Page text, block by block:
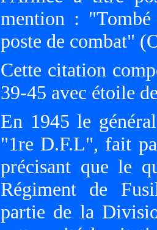
mention :
poste de combat"
Cette citation
39-45 avec étoile
En 1945 le
"1re D.F.L", fait
précisant que le
Régiment de
partie de la